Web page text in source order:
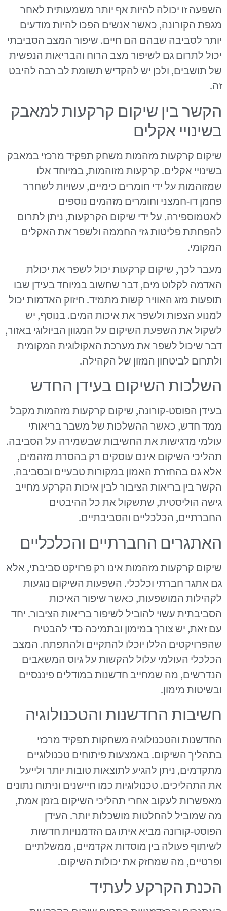
השפעה זו יכולה להיות אף יותר משמעותית לאחר
מגפת הקורונה, כאשר אנשים הפכו להיות מודעים
יותר לסביבה שבהם הם חיים. שיפור המצב הסביבתי
יכול לתרום גם לשיפור מצב הרוח והבריאות הנפשית
של תושבים, ולכן יש להקדיש תשומת לב רבה להיבט
זה.
הקשר בין שיקום קרקעות למאבק
בשינויי אקלים
שיקום קרקעות מזהמות משחק תפקיד מרכזי במאבק
בשינויי אקלים. קרקעות מזוהמות, במיוחד אלו
שמזוהמות על ידי חומרים כימיים, עשויות לשחרר
פחמן דו-חמצני וחומרים מזהמים נוספים
לאטמוספירה. על ידי שיקום הקרקעות, ניתן לתרום
להפחתת פליטות גזי החממה ולשפר את האקלים
המקומי.
מעבר לכך, שיקום קרקעות יכול לשפר את יכולת
האדמה לקלוט מים, דבר שחשוב במיוחד בעידן שבו
תופעות מזג האוויר קשות מתמיד. חיזוק האדמות יכול
למנוע הצפות ולשפר את איכות המים. בנוסף, יש
לשקול את השפעת השיקום על המגוון הביולוגי באזור,
דבר שיכול לשפר את מערכת האקולוגית המקומית
ולתרום לביטחון המזון של הקהילה.
השלכות השיקום בעידן החדש
בעידן הפוסט-קורונה, שיקום קרקעות מזהמות מקבל
ממד חדש, כאשר ההשלכות של משבר בריאותי
עולמי מדגישות את החשיבות שבשמירה על הסביבה.
תהליכי השיקום אינם עוסקים רק בהסרת מזהמים,
אלא גם בהחזרת האמון במקורות טבעיים ובסביבה.
הקשר בין בריאות הציבור לבין איכות הקרקע מחייב
גישה הוליסטית, שתשקול את כל ההיבטים
החברתיים, הכלכליים והסביבתיים.
האתגרים החברתיים והכלכליים
שיקום קרקעות מזהמות אינו רק פרויקט סביבתי, אלא
גם אתגר חברתי וכלכלי. השפעות השיקום נוגעות
לקהילות המושפעות, כאשר שיפור האיכות
הסביבתית עשוי להוביל לשיפור בריאות הציבור. יחד
עם זאת, יש צורך במימון ובתמיכה כדי להבטיח
שהפרויקטים הללו יוכלו להתקיים ולהתפתח. המצב
הכלכלי העולמי עלול להקשות על גיוס המשאבים
הנדרשים, מה שמחייב חדשנות במודלים פיננסיים
ובשיטות מימון.
חשיבות החדשנות והטכנולוגיה
החדשנות והטכנולוגיה משחקות תפקיד מרכזי
בתהליך השיקום. באמצעות פיתוחים טכנולוגיים
מתקדמים, ניתן להגיע לתוצאות טובות יותר ולייעל
את התהליכים. טכנולוגיות כמו חיישנים וניתוח נתונים
מאפשרות לעקוב אחרי תהליכי השיקום בזמן אמת,
מה שמוביל להחלטות מושכלות יותר. העידן
הפוסט-קורונה מביא איתו גם הזדמנויות חדשות
לשיתוף פעולה בין מוסדות אקדמיים, ממשלתיים
ופרטיים, מה שמחזק את יכולות השיקום.
הכנת הקרקע לעתיד